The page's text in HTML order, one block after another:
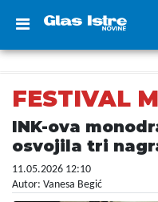
FESTIVAL
INK-ova
osvojila tri
11.05.2026 12:10
Autor: Vanesa Begić